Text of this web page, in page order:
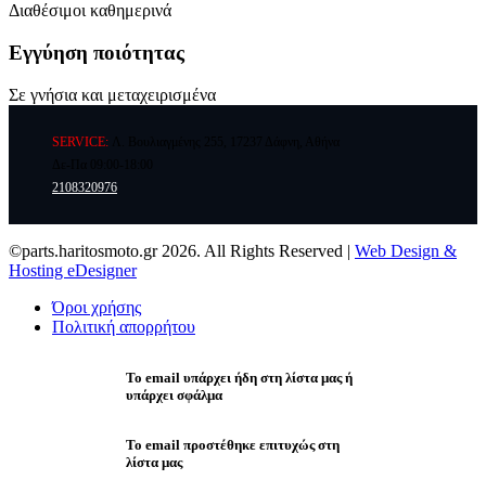
Διαθέσιμοι καθημερινά
Εγγύηση ποιότητας
Σε γνήσια και μεταχειρισμένα
SERVICE:
2108320976
©parts.haritosmoto.gr 2026. All Rights Reserved | Web Design &
Hosting eDesigner
Όροι χρήσης
Πολιτική απορρήτου
Το email υπάρχει ήδη στη λίστα μας ή
υπάρχει σφάλμα
Το email προστέθηκε επιτυχώς στη
λίστα μας